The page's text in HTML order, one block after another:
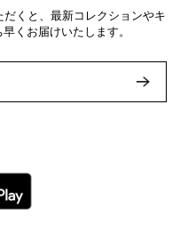
だくと、最新コレクションやキ
くお届けいたします。